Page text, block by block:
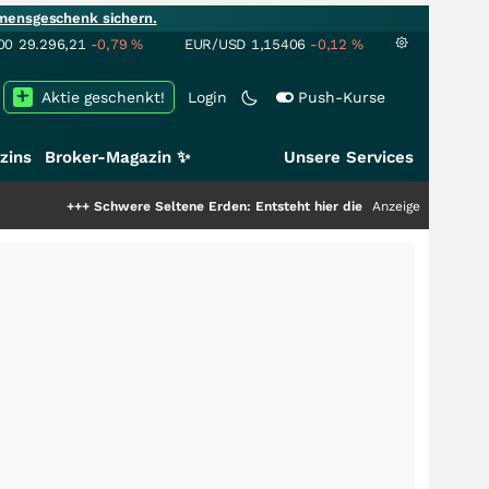
sichern.
29.296,21 -0,79% EUR/USD 1,15406 -0,12 %
Login Push-Kurse
Aktie geschenkt!
Broker-Magazin ✨ Unsere Services
Schwere Seltene Erden: Entsteht hier die nächste Milliardenstory?
Anzeige